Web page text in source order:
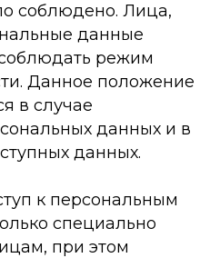
соблюдено. Лица,
данные
режим
Данное положение
в случае
данных и в
данных.
к персональным
специально
при этом